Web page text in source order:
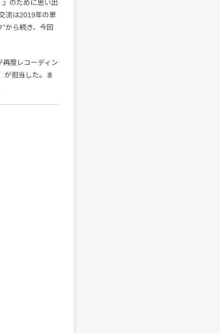
のために思い出
流は2019年の単
から続き、今回
度レコーディン
が担当した。ま